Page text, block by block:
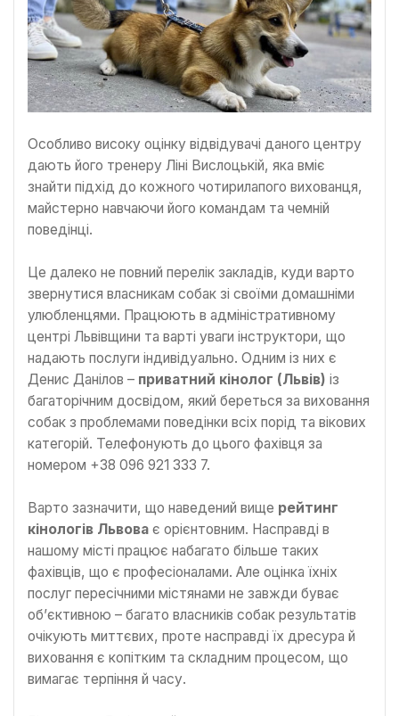
Особливо високу оцінку відвідувачі даного центру
дають його тренеру Ліні Вислоцькій, яка вміє
знайти підхід до кожного чотирилапого вихованця,
майстерно навчаючи його командам та чемній
поведінці.
Це далеко не повний перелік закладів, куди варто
звернутися власникам собак зі своїми домашніми
улюбленцями. Працюють в адміністративному
центрі Львівщини та варті уваги інструктори, що
надають послуги індивідуально. Одним із них є
Денис Данілов – приватний кінолог (Львів) із
багаторічним досвідом, який береться за виховання
собак з проблемами поведінки всіх порід та вікових
категорій. Телефонують до цього фахівця за
номером +38 096 921 333 7.
Варто зазначити, що наведений вище рейтинг
кінологів Львова є орієнтовним. Насправді в
нашому місті працює набагато більше таких
фахівців, що є професіоналами. Але оцінка їхніх
послуг пересічними містянами не завжди буває
об’єктивною – багато власників собак результатів
очікують миттєвих, проте насправді їх дресура й
виховання є копітким та складним процесом, що
вимагає терпіння й часу.